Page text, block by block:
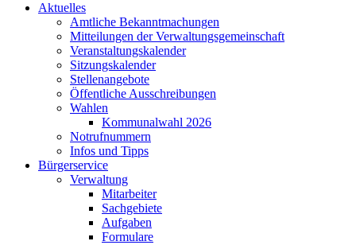
Aktuelles
Amtliche Bekanntmachungen
Mitteilungen der Verwaltungsgemeinschaft
Veranstaltungskalender
Sitzungskalender
Stellenangebote
Öffentliche Ausschreibungen
Wahlen
Kommunalwahl 2026
Notrufnummern
Infos und Tipps
Bürgerservice
Verwaltung
Mitarbeiter
Sachgebiete
Aufgaben
Formulare